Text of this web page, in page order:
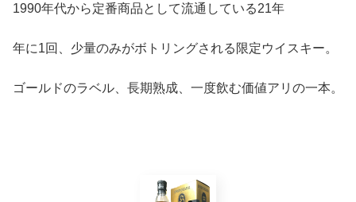
1990年代から定番商品として流通している21年
年に1回、少量のみがボトリングされる限定ウイスキー。
ゴールドのラベル、長期熟成、一度飲む価値アリの一本。